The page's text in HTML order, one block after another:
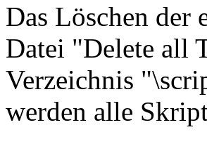
Das Löschen der
Datei "Delete all
Verzeichnis
werden alle